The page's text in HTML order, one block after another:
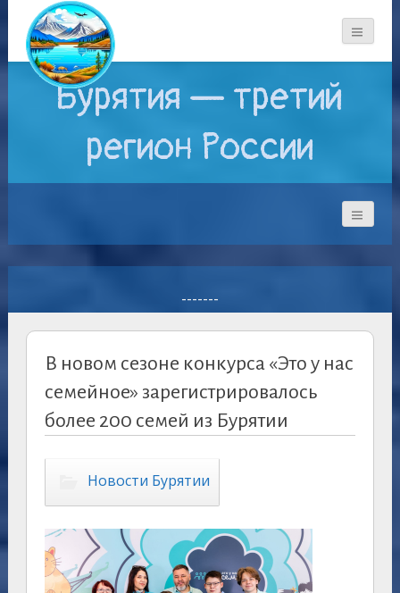
Бурятия — третий
регион России
-------
В новом сезоне конкурса «Это у нас
семейное» зарегистрировалось
более 200 семей из Бурятии
Новости Бурятии